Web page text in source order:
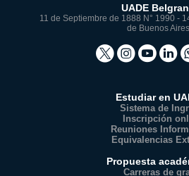
UADE
11 de Septiembre de 1888 N° 1990 -
de Buenos Aires
Estudiar en
Sistema de
Inscripción
Reuniones
Equivalencias
Propuesta
Carreras de